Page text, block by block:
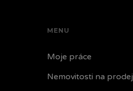
MENU
Moje práce
Nemovitosti na prodej